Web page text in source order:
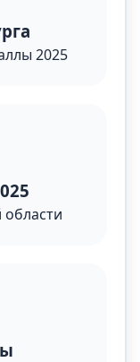
2025
области